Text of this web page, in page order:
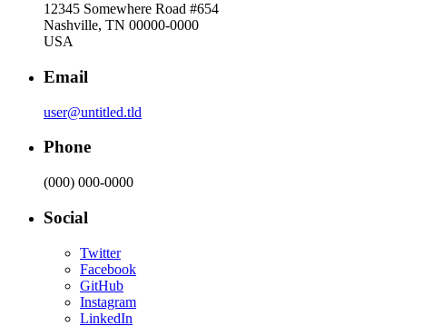
12345 Somewhere Road #654
Nashville, TN 00000-0000
USA
Email
user@untitled.tld
Phone
(000) 000-0000
Social
Twitter
Facebook
GitHub
Instagram
LinkedIn